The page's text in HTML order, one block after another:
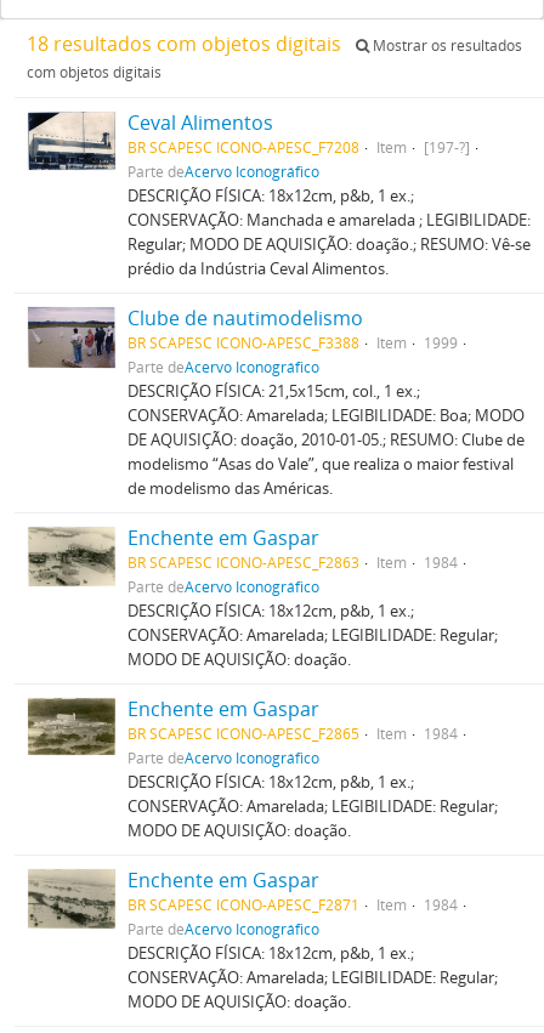
18 resultados com objetos digitais
Mostrar os resultados
com objetos digitais
Ceval Alimentos
BR SCAPESC ICONO-APESC_F7208 Item
[197-?]
Parte deAcervo Iconográfico
DESCRIÇÃO FÍSICA: 18x12cm, p&b, 1 ex.;
CONSERVAÇÃO: Manchada e amarelada ; LEGIBILIDADE:
Regular; MODO DE AQUISIÇÃO: doação.; RESUMO: Vê-se
prédio da Indústria Ceval Alimentos.
Clube de nautimodelismo
BR SCAPESC ICONO-APESC_F3388 Item
1999
Parte deAcervo Iconográfico
DESCRIÇÃO FÍSICA: 21,5x15cm, col., 1 ex.;
CONSERVAÇÃO: Amarelada; LEGIBILIDADE: Boa; MODO
DE AQUISIÇÃO: doação, 2010-01-05.; RESUMO: Clube de
modelismo “Asas do Vale”, que realiza o maior festival
de modelismo das Américas.
Enchente em Gaspar
BR SCAPESC ICONO-APESC_F2863 Item
1984
Parte deAcervo Iconográfico
DESCRIÇÃO FÍSICA: 18x12cm, p&b, 1 ex.;
CONSERVAÇÃO: Amarelada; LEGIBILIDADE: Regular;
MODO DE AQUISIÇÃO: doação.
Enchente em Gaspar
BR SCAPESC ICONO-APESC_F2865 Item
1984
Parte deAcervo Iconográfico
DESCRIÇÃO FÍSICA: 18x12cm, p&b, 1 ex.;
CONSERVAÇÃO: Amarelada; LEGIBILIDADE: Regular;
MODO DE AQUISIÇÃO: doação.
Enchente em Gaspar
BR SCAPESC ICONO-APESC_F2871 Item
1984
Parte deAcervo Iconográfico
DESCRIÇÃO FÍSICA: 18x12cm, p&b, 1 ex.;
CONSERVAÇÃO: Amarelada; LEGIBILIDADE: Regular;
MODO DE AQUISIÇÃO: doação.